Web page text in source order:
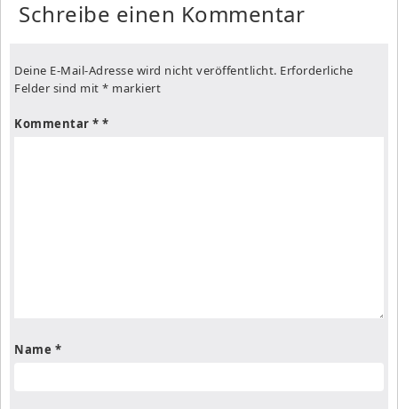
Schreibe einen Kommentar
Deine E-Mail-Adresse wird nicht veröffentlicht. Erforderliche
Felder sind mit * markiert
Kommentar *
Name *